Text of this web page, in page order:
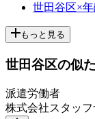
世田谷区×
もっと見る
世田谷区の似
派遣労働者
株式会社スタッフ